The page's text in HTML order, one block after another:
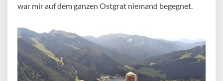
war mir auf dem ganzen Ostgrat niemand begegnet.